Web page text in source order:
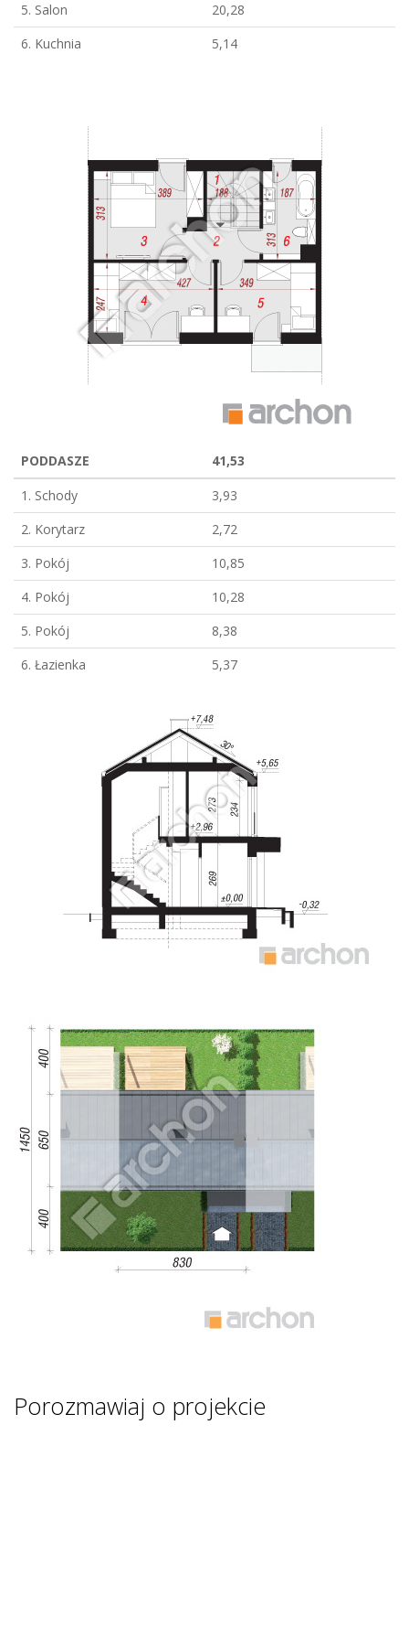
5. Salon
20,28
6. Kuchnia
5,14
PODDASZE
41,53
1. Schody
3,93
2. Korytarz
2,72
3. Pokój
10,85
4. Pokój
10,28
5. Pokój
8,38
6. Łazienka
5,37
Porozmawiaj o projekcie